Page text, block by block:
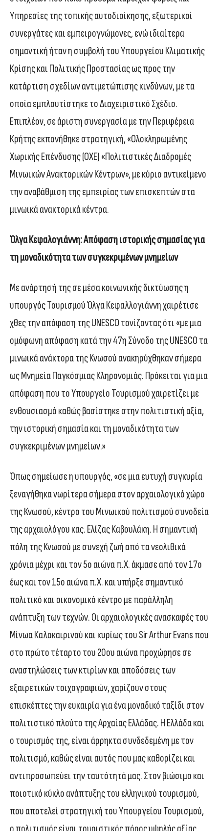
Υπηρεσίες της τοπικής αυτοδιοίκησης, εξωτερικοί
συνεργάτες και εμπειρογνώμονες, ενώ ιδιαίτερα
σημαντική ήταν η συμβολή του Υπουργείου Κλιματικής
Κρίσης και Πολιτικής Προστασίας ως προς την
κατάρτιση σχεδίων αντιμετώπισης κινδύνων, με τα
οποία εμπλουτίστηκε το Διαχειριστικό Σχέδιο.
Επιπλέον, σε άριστη συνεργασία με την Περιφέρεια
Κρήτης εκπονήθηκε στρατηγική, «Ολοκληρωμένης
Χωρικής Επένδυσης (ΟΧΕ) «Πολιτιστικές Διαδρομές
Μινωικών Ανακτορικών Κέντρων», με κύριο αντικείμενο
την αναβάθμιση της εμπειρίας των επισκεπτών στα
μινωικά ανακτορικά κέντρα.
Όλγα Κεφαλογιάννη: Απόφαση ιστορικής σημασίας για
τη μοναδικότητα των συγκεκριμένων μνημείων
Με ανάρτησή της σε μέσα κοινωνικής δικτύωσης η
υπουργός Τουρισμού Όλγα Κεφαλλογιάννη χαιρέτισε
χθες την απόφαση της UNESCO τονίζοντας ότι «με μια
ομόφωνη απόφαση κατά την 47η Σύνοδο της UNESCO τα
μινωικά ανάκτορα της Κνωσού ανακηρύχθηκαν σήμερα
ως Μνημεία Παγκόσμιας Κληρονομιάς. Πρόκειται για μια
απόφαση που το Υπουργείο Τουρισμού χαιρετίζει με
ενθουσιασμό καθώς βασίστηκε στην πολιτιστική αξία,
την ιστορική σημασία και τη μοναδικότητα των
συγκεκριμένων μνημείων.»
Όπως σημείωσε η υπουργός, «σε μια ευτυχή συγκυρία
ξεναγήθηκα νωρίτερα σήμερα στον αρχαιολογικό χώρο
της Κνωσού, κέντρο του Μινωικού πολιτισμού συνοδεία
της αρχαιολόγου κας. Ελίζας Καβουλάκη. Η σημαντική
πόλη της Κνωσού με συνεχή ζωή από τα νεολιθικά
χρόνια μέχρι και τον 5ο αιώνα π.Χ. άκμασε από τον 17ο
έως και τον 15ο αιώνα π.Χ. και υπήρξε σημαντικό
πολιτικό και οικονομικό κέντρο με παράλληλη
ανάπτυξη των τεχνών. Οι αρχαιολογικές ανασκαφές του
Μίνωα Καλοκαιρινού και κυρίως του Sir Arthur Evans που
στο πρώτο τέταρτο του 20ου αιώνα προχώρησε σε
αναστηλώσεις των κτιρίων και αποδόσεις των
εξαιρετικών τοιχογραφιών, χαρίζουν στους
επισκέπτες την ευκαιρία για ένα μοναδικό ταξίδι στον
πολιτιστικό πλούτο της Αρχαίας Ελλάδας. Η Ελλάδα και
ο τουρισμός της, είναι άρρηκτα συνδεδεμένη με τον
πολιτισμό, καθώς είναι αυτός που μας καθορίζει και
αντιπροσωπεύει την ταυτότητά μας. Στον βιώσιμο και
ποιοτικό κύκλο ανάπτυξης του ελληνικού τουρισμού,
που αποτελεί στρατηγική του Υπουργείου Τουρισμού,